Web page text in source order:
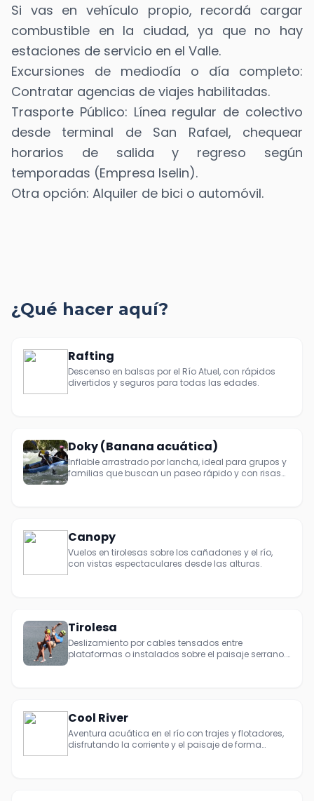
Si vas en vehículo propio, recordá cargar
combustible en la ciudad, ya que no hay
estaciones de servicio en el Valle.
Excursiones de mediodía o día completo:
Contratar agencias de viajes habilitadas.
Trasporte Público: Línea regular de colectivo
desde terminal de San Rafael, chequear
horarios de salida y regreso según
temporadas (Empresa Iselin).
Otra opción: Alquiler de bici o automóvil.
¿Qué hacer aquí?
Rafting
Descenso en balsas por el Río Atuel, con rápidos
divertidos y seguros para todas las edades.
Doky (Banana acuática)
Inflable arrastrado por lancha, ideal para grupos y
familias que buscan un paseo rápido y con risas
Canopy
Vuelos en tirolesas sobre los cañadones y el río,
con vistas espectaculares desde las alturas.
Tirolesa
Deslizamiento por cables tensados entre
plataformas o instalados sobre el paisaje serrano.
Cool River
Aventura acuática en el río con trajes y flotadores,
disfrutando la corriente y el paisaje de forma